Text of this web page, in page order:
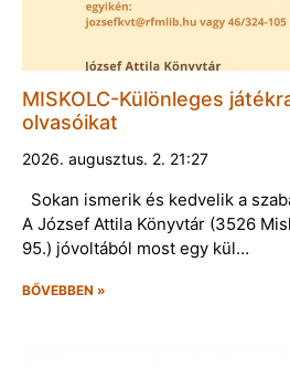
MISKOLC-Különleges
olvasóikat
2026. augusztus. 2. 21:27
Sokan ismerik és kedvelik a
A József Attila Könyvtár (3526
95.) jóvoltából most egy kül…
BŐVEBBEN »